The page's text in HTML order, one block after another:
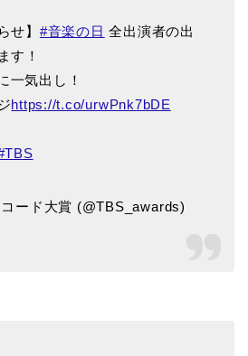
せ】 #音楽の日 全出演者の出
す！
一気出し！
https://t.co/urwPnk7bDE
ード大賞 (@TBS_awards)